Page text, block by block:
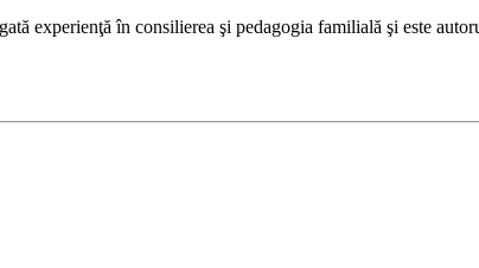
experienţă în consilierea şi pedagogia familială şi este